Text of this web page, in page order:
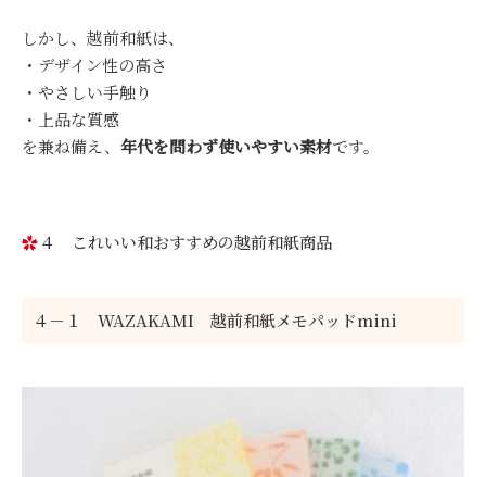
しかし、越前和紙は、
・デザイン性の高さ
・やさしい手触り
・上品な質感
を兼ね備え、 年代を問わず使いやすい素材です。
４ これいい和おすすめの越前和紙商品
４－１ WAZAKAMI 越前和紙メモパッドmini